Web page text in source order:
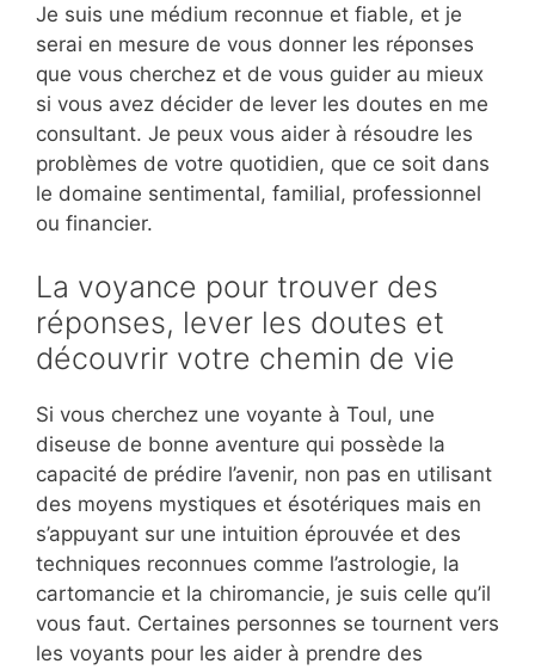
Je suis une médium reconnue et fiable, et je
serai en mesure de vous donner les réponses
que vous cherchez et de vous guider au mieux
si vous avez décider de lever les doutes en me
consultant. Je peux vous aider à résoudre les
problèmes de votre quotidien, que ce soit dans
le domaine sentimental, familial, professionnel
ou financier.
La voyance pour trouver des
réponses, lever les doutes et
découvrir votre chemin de vie
Si vous cherchez une voyante à Toul, une
diseuse de bonne aventure qui possède la
capacité de prédire l’avenir, non pas en utilisant
des moyens mystiques et ésotériques mais en
s’appuyant sur une intuition éprouvée et des
techniques reconnues comme l’astrologie, la
cartomancie et la chiromancie, je suis celle qu’il
vous faut. Certaines personnes se tournent vers
les voyants pour les aider à prendre des